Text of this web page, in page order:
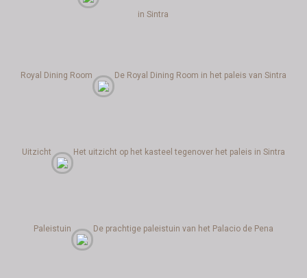
in Sintra
Royal Dining Room De Royal Dining Room in het paleis van Sintra
Uitzicht Het uitzicht op het kasteel tegenover het paleis in Sintra
Paleistuin De prachtige paleistuin van het Palacio de Pena